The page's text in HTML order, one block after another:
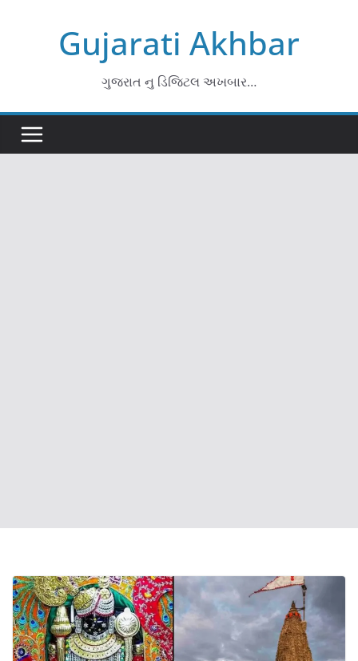
Gujarati Akhbar
ગુજરાત નુ ડિજિટલ અખબાર…